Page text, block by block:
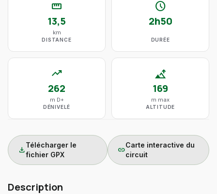
straighten
13,5
km
DISTANCE
schedule
2h50
DURÉE
trending_up
262
m D+
DÉNIVELÉ
altitude
169
m max
ALTITUDE
download
Télécharger le
fichier GPX
link
Carte interactive du
circuit
Description